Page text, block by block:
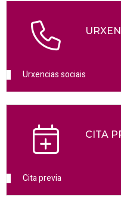
Urxencias sociais
CITA
Cita previa